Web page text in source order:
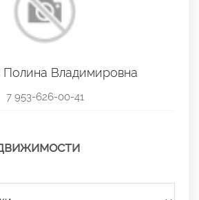
Полина Владимировна
7 953-626-00-41